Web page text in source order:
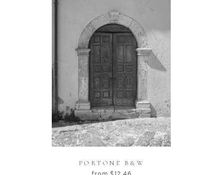
PORTONE B&W